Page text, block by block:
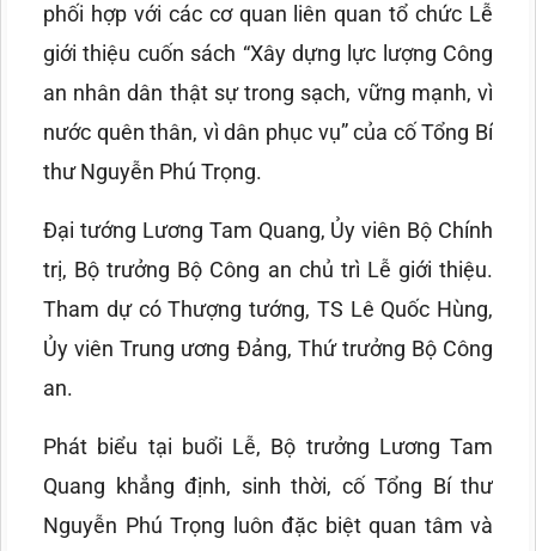
phối hợp với các cơ quan liên quan tổ chức Lễ
giới thiệu cuốn sách “Xây dựng lực lượng Công
an nhân dân thật sự trong sạch, vững mạnh, vì
nước quên thân, vì dân phục vụ” của cố Tổng Bí
thư Nguyễn Phú Trọng.
Đại tướng Lương Tam Quang, Ủy viên Bộ Chính
trị, Bộ trưởng Bộ Công an chủ trì Lễ giới thiệu.
Tham dự có Thượng tướng, TS Lê Quốc Hùng,
Ủy viên Trung ương Đảng, Thứ trưởng Bộ Công
an.
Phát biểu tại buổi Lễ, Bộ trưởng Lương Tam
Quang khẳng định, sinh thời, cố Tổng Bí thư
Nguyễn Phú Trọng luôn đặ​​​​​​​c biệt quan tâm và